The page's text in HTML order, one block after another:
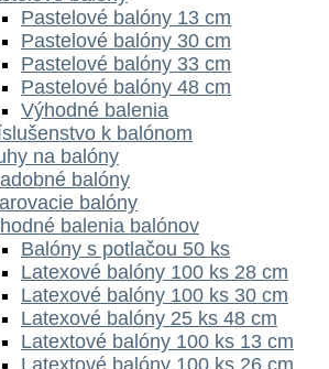
Pastelové balóny 13 cm
Pastelové balóny 30 cm
Pastelové balóny 33 cm
Pastelové balóny 48 cm
Výhodné balenia
k balónom
na balóny
balóny
balóny
balenia balónov
Balóny s potlačou 50 ks
Latexové balóny 100 ks 28 cm
Latexové balóny 100 ks 30 cm
Latexové balóny 25 ks 48 cm
Latextové balóny 100 ks 13 cm
Latextové balóny 100 ks 26 cm